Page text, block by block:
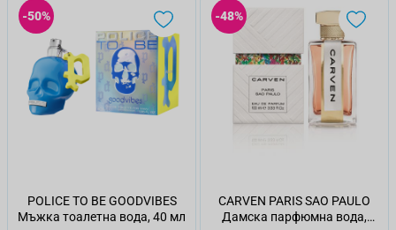
-50%
POLICE TO BE GOODVIBES
Мъжка тоалетна вода, 40 мл
-48%
CARVEN PARIS SAO PAULO
Дамска парфюмна вода,